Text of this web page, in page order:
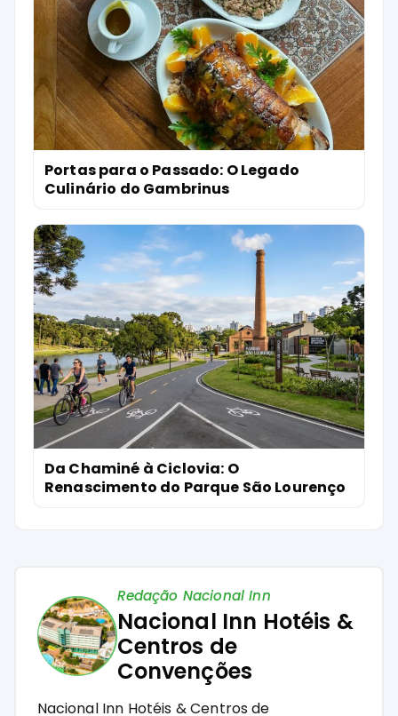
Portas para o Passado: O Legado
Culinário do Gambrinus
Da Chaminé à Ciclovia: O
Renascimento do Parque São Lourenço
Redação Nacional Inn
Nacional Inn Hotéis &
Centros de
Convenções
Nacional Inn Hotéis & Centros de